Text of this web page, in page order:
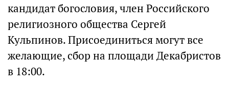
кандидат богословия, член Российского
религиозного общества Сергей
Кульпинов. Присоединиться могут все
желающие, сбор на площади Декабристов
в 18:00.